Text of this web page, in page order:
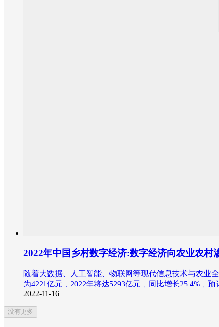
2022年中国乡村数字经济:数字经济向农业农村
随着大数据、人工智能、物联网等现代信息技术与农业
为4221亿元，2022年将达5293亿元，同比增长25.4%，
2022-11-16
没有更多